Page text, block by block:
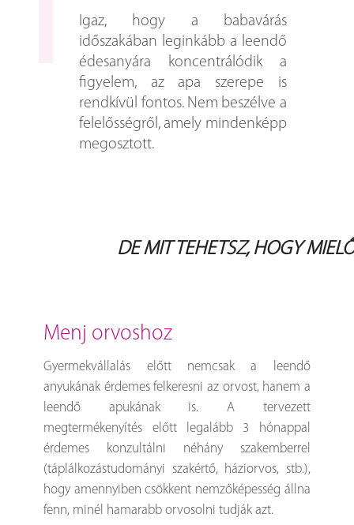
Igaz, hogy a babavárás
időszakában leginkább a leendő
édesanyára koncentrálódik a
figyelem, az apa szerepe is
rendkívül fontos. Nem beszélve a
felelősségről, amely mindenképp
megosztott.
DE MIT TEHETSZ, HOGY
menj orvoshoz
Gyermekvállalás előtt nemcsak a leendő
anyukának érdemes felkeresni az orvost, hanem a
leendő apukának is. A tervezett
megtermékenyítés előtt legalább 3 hónappal
érdemes konzultálni néhány szakemberrel
(táplálkozástudományi szakértő, háziorvos, stb.),
hogy amennyiben csökkent nemzőképesség állna
fenn, minél hamarabb orvosolni tudják azt.